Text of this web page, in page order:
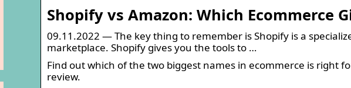
Shopify vs Amazon: Which Ecommerce
09.11.2022 — The key thing to remember is Shopify is a
marketplace. Shopify gives you the tools to …
Find out which of the two biggest names in ecommerce is right
review.